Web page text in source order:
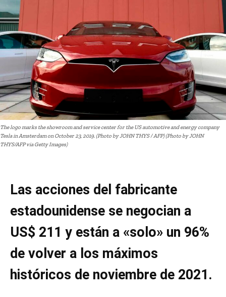
The logo marks the showroom and service center for the US automotive and energy company
Tesla in Amsterdam on October 23, 2019. (Photo by JOHN THYS / AFP) (Photo by JOHN
THYS/AFP via Getty Images)
Las acciones del fabricante
estadounidense se negocian a
US$ 211 y están a «solo» un 96%
de volver a los máximos
históricos de noviembre de 2021.